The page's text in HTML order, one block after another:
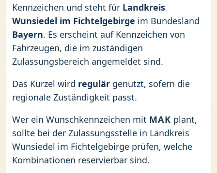
Kennzeichen und steht für Landkreis
Wunsiedel im Fichtelgebirge im Bundesland
Bayern. Es erscheint auf Kennzeichen von
Fahrzeugen, die im zuständigen
Zulassungsbereich angemeldet sind.
Das Kürzel wird regulär genutzt, sofern die
regionale Zuständigkeit passt.
Wer ein Wunschkennzeichen mit MAK plant,
sollte bei der Zulassungsstelle in Landkreis
Wunsiedel im Fichtelgebirge prüfen, welche
Kombinationen reservierbar sind.